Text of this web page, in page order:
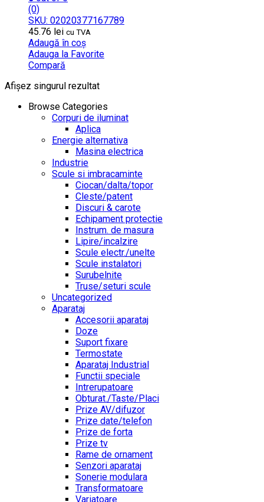
(0)
SKU: 02020377167789
45.76 lei cu TVA
Adaugă în coș
Adauga la Favorite
Compară
Afișez singurul rezultat
Browse Categories
Corpuri de iluminat
Aplica
Energie alternativa
Masina electrica
Industrie
Scule si imbracaminte
Ciocan/dalta/topor
Cleste/patent
Discuri & carote
Echipament protectie
Instrum. de masura
Lipire/incalzire
Scule electr./unelte
Scule instalatori
Surubelnite
Truse/seturi scule
Uncategorized
Aparataj
Accesorii aparataj
Doze
Suport fixare
Termostate
Aparataj Industrial
Functii speciale
Intrerupatoare
Obturat./Taste/Placi
Prize AV/difuzor
Prize date/telefon
Prize de forta
Prize tv
Rame de ornament
Senzori aparataj
Sonerie modulara
Transformatoare
Variatoare